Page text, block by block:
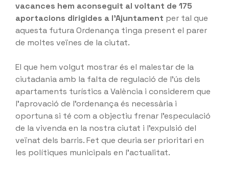
vacances hem aconseguit al voltant de 175
aportacions dirigides a l’Ajuntament per tal que
aquesta futura Ordenança tinga present el parer
de moltes veïnes de la ciutat.
El que hem volgut mostrar és el malestar de la
ciutadania amb la falta de regulació de l’ús dels
apartaments turístics a València i considerem que
l’aprovació de l’ordenança és necessària i
oportuna si té com a objectiu frenar l’especulació
de la vivenda en la nostra ciutat i l’expulsió del
veïnat dels barris. Fet que deuria ser prioritari en
les polítiques municipals en l’actualitat.